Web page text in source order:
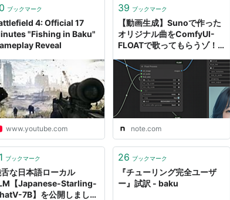
ブックマーク
4: Official 17
"Fishing in Baku"
Reveal
www.youtube.com
39 ブックマーク
【動画生成】Sunoで作った
オリジナル曲をComfyUI-
FLOATで歌ってもらうゾ！
note.com
ブックマーク
な日本語ローカル
【Japanese-Starling-
7B】を公開しました
26 ブックマーク
『チューリング完全ユーザ
ー』試訳 - baku